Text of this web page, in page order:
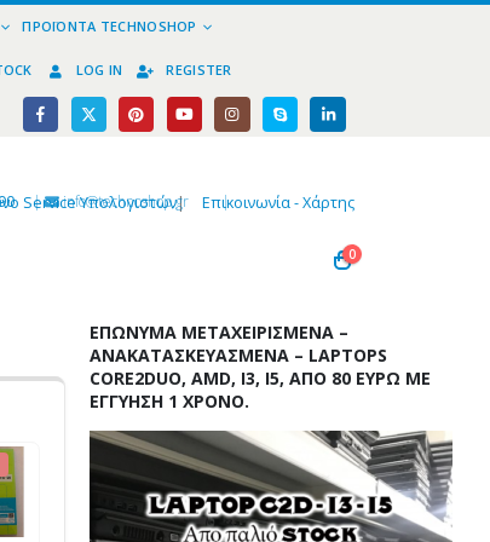
ΠΡΟΪΌΝΤΑ TECHNOSHOP
LOG IN REGISTER
| info@technoshop,gr |
Service Υπολογιστών| Επικοινωνία - Χάρτης
0
ΕΠΏΝΥΜΑ ΜΕΤΑΧΕΙΡΙΣΜΈΝΑ –
ΑΝΑΚΑΤΑΣΚΕΥΑΣΜΈΝΑ – LAPTOPS
CORE2DUO, AMD, I3, I5, ΑΠΌ 80 ΕΥΡΏ ΜΕ
ΕΓΓΎΗΣΗ 1 ΧΡΌΝΟ.